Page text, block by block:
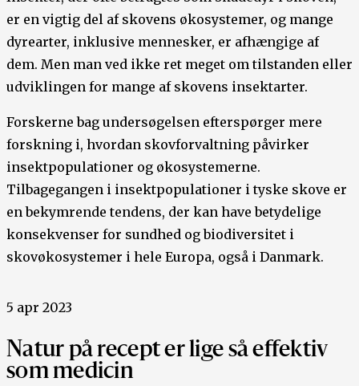
er en vigtig del af skovens økosystemer, og mange
dyrearter, inklusive mennesker, er afhængige af
dem. Men man ved ikke ret meget om tilstanden eller
udviklingen for mange af skovens insektarter.
Forskerne bag undersøgelsen efterspørger mere
forskning i, hvordan ​​skovforvaltning påvirker
insektpopulationer og økosystemerne.
Tilbagegangen i insektpopulationer i tyske skove er
en bekymrende tendens, der kan have betydelige
konsekvenser for sundhed og biodiversitet i
skovøkosystemer i hele Europa, også i Danmark.
5 apr 2023
Natur på recept er lige så effektiv
som medicin